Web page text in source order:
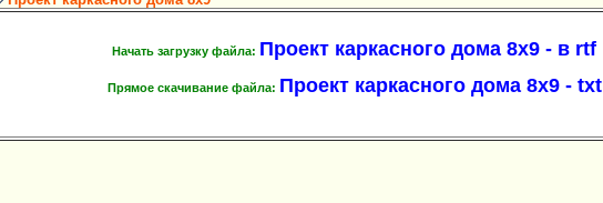
Начать загрузку файла: Проект каркасного дома 8х9 - в rtf
Прямое скачивание файла: Проект каркасного дома 8х9 - txt